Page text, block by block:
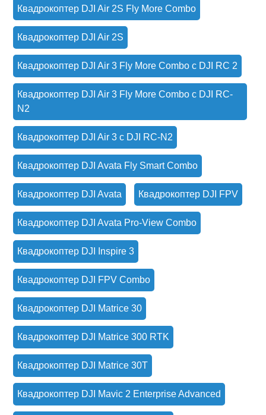
Квадрокоптер DJI Air 2S Fly More Combo
Квадрокоптер DJI Air 2S
Квадрокоптер DJI Air 3 Fly More Combo с DJI RC 2
Квадрокоптер DJI Air 3 Fly More Combo с DJI RC-
N2
Квадрокоптер DJI Air 3 с DJI RC-N2
Квадрокоптер DJI Avata Fly Smart Combo
Квадрокоптер DJI Avata Квадрокоптер DJI FPV
Квадрокоптер DJI Avata Pro-View Combo
Квадрокоптер DJI Inspire 3
Квадрокоптер DJI FPV Combo
Квадрокоптер DJI Matrice 30
Квадрокоптер DJI Matrice 300 RTK
Квадрокоптер DJI Matrice 30T
Квадрокоптер DJI Mavic 2 Enterprise Advanced